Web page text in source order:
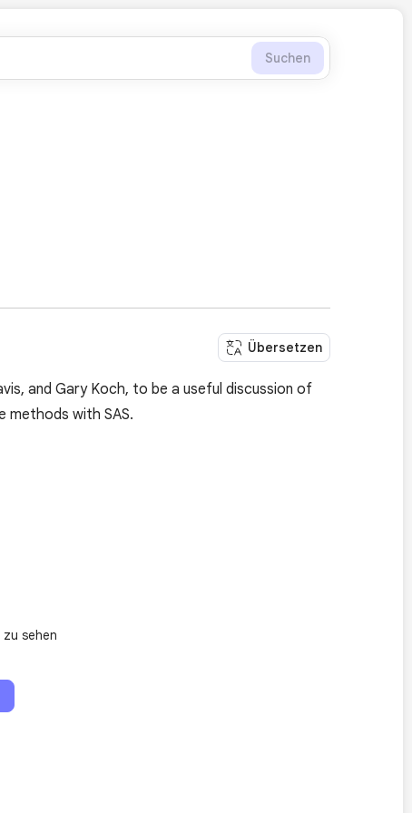
Suchen
Übersetzen
and Gary Koch, to be a useful discussion of
methods with SAS.
sehen